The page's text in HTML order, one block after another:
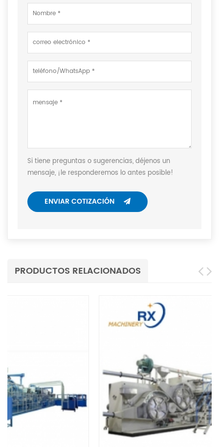
Si tiene preguntas o sugerencias, déjenos un
mensaje, ¡le responderemos lo antes posible!
ENVIAR COTIZACIÓN
PRODUCTOS RELACIONADOS